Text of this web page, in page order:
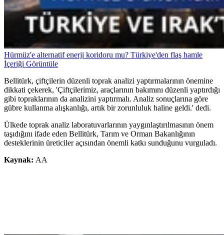
Hürmüz'e alternatif enerji koridoru mu? Türkiye'den flaş hamle
İçeriği Görüntüle
Bellitürk, çiftçilerin düzenli toprak analizi yaptırmalarının önemine
dikkati çekerek, 'Çiftçilerimiz, araçlarının bakımını düzenli yaptırdığı
gibi topraklarının da analizini yaptırmalı. Analiz sonuçlarına göre
gübre kullanma alışkanlığı, artık bir zorunluluk haline geldi.' dedi.
Ülkede toprak analiz laboratuvarlarının yaygınlaştırılmasının önem
taşıdığını ifade eden Bellitürk, Tarım ve Orman Bakanlığının
desteklerinin üreticiler açısından önemli katkı sunduğunu vurguladı.
Kaynak: AA